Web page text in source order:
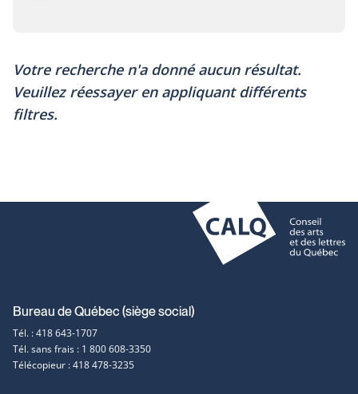
Votre recherche n'a donné aucun résultat.
Veuillez réessayer en appliquant différents
filtres.
Coordonnées
et
contact
Bureau de Québec (siège social)
Tél. : 418 643-1707
Tél. sans frais : 1 800 608-3350
Télécopieur : 418 478-3235